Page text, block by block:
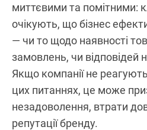
миттєвими та помітними:
очікують, що бізнес
— чи то щодо наявності
замовлень, чи відповідей
Якщо компанії не
цих питаннях, це може
незадоволення, втрати
репутації бренду.